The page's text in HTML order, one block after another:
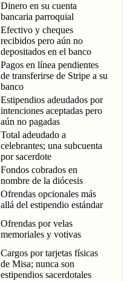
Dinero en su cuenta
bancaria parroquial
Efectivo y cheques
recibidos pero aún no
depositados en el banco
Pagos en línea pendientes
de transferirse de Stripe a su
banco
Estipendios adeudados por
intenciones aceptadas pero
aún no pagadas
Total adeudado a
celebrantes; una subcuenta
por sacerdote
Fondos cobrados en
nombre de la diócesis
Ofrendas opcionales más
allá del estipendio estándar
Ofrendas por velas
memoriales y votivas
Cargos por tarjetas físicas
de Misa; nunca son
estipendios sacerdotales